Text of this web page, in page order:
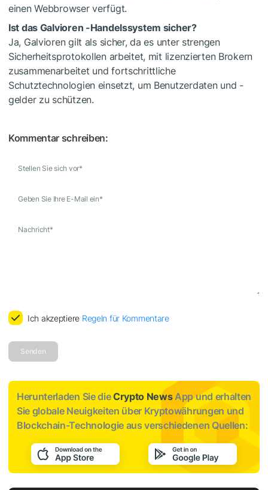
einen Webbrowser verfügt.
Ist das Galvioren -Handelssystem sicher?
Ja, Galvioren gilt als sicher, da es unter strengen
Sicherheitsprotokollen arbeitet, mit lizenzierten Brokern
zusammenarbeitet und fortschrittliche
Schutztechnologien einsetzt, um Benutzerdaten und -
gelder zu schützen.
Kommentar schreiben:
Stellen Sie sich vor*
Geben Sie Ihre E-Mail ein*
Nachricht*
Ich akzeptiere Regeln für Kommentare
Senden
Herunterladen Sie dieCrypto NewsApp und erhalten
Sie globale Neuigkeiten über Kryptowährungen und
Blockchain-Technologie aus verschiedenen Quellen: